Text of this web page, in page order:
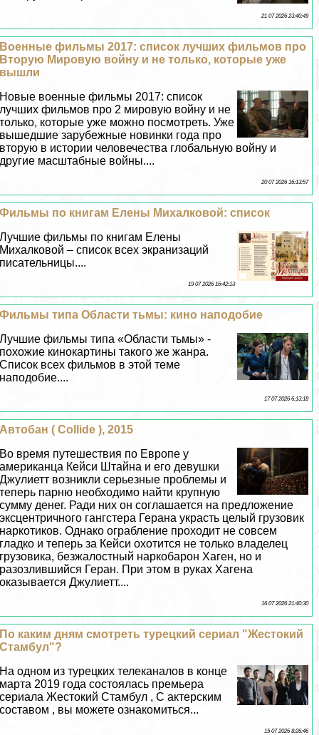
21 07 2026 23:40:49
Военные фильмы 2017: список лучших фильмов про
Вторую Мировую войну и не только, которые уже
вышли
Новые военные фильмы 2017: список
лучших фильмов про 2 мировую войну и не
только, которые уже можно посмотреть. Уже
вышедшие зарубежные новинки года про
вторую в истории человечества глобальную войну и
другие масштабные войны....
20 07 2026 16:13:57
Фильмы по книгам Елены Михалковой: список
Лучшие фильмы по книгам Елены
Михалковой – список всех экранизаций
писательницы....
19 07 2026 16:42:13
Фильмы типа Области тьмы: кино наподобие
Лучшие фильмы типа «Области тьмы» -
похожие кинокартины такого же жанра.
Список всех фильмов в этой теме
наподобие....
17 07 2026 6:13:18
Автобан ( Collide ), 2015
Во время путешествия по Европе у
американца Кейси Штайна и его дeвyшки
Джулиетт возникли серьезные проблемы и
теперь парню необходимо найти крупную
сумму денег. Ради них он соглашается на предложение
эксцентричного гангстера Герана украсть целый грузовик
наркотиков. Однако ограбление проходит не совсем
гладко и теперь за Кейси охотится не только владелец
грузовика, безжалостный наркобарон Хаген, но и
разозлившийся Геран. При этом в руках Хагена
оказывается Джулиетт....
16 07 2026 21:40:30
По каким дням смотреть турецкий сериал "Жестокий
Стамбул"?
На одном из турецких телеканалов в конце
марта 2019 года состоялась премьера
сериала Жестокий Стамбул , С актерским
составом , вы можете ознакомиться...
15 07 2026 8:26:46